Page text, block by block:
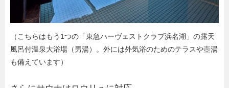
（こちらはもう1つの「東急ハーヴェストクラブ浜名湖」の露天
風呂付温泉大浴場（男湯）。外には外気浴のためのテラスや壺湯
も備えています）